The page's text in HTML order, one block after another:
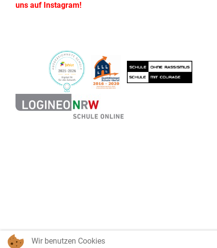
uns auf Instagram!
Wir benutzen Cookies